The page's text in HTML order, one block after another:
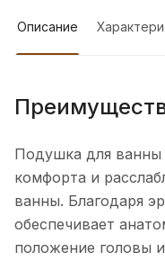
Описание
Подушка для ванны
комфорта и
ванны. Благодаря
обеспечивает
положение головы